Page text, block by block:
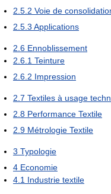
2.5.2 Voie de
2.5.3 Applications
2.6 Ennoblissement
2.6.1 Teinture
2.6.2 Impression
2.7 Textiles à usage
2.8 Performance Textile
2.9 Métrologie Textile
3 Typologie
4 Economie
4.1 Industrie textile